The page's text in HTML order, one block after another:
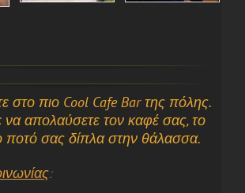
στο πιο Cool Cafe Bar της πόλης.
απολαύσετε τον καφέ σας, το
ποτό σας δίπλα στην θάλασσα.
: